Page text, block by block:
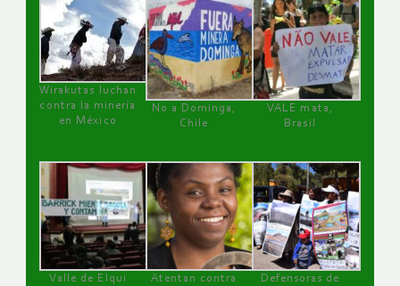
Wirakutas luchan
contra la minería
en México
No a Dominga,
Chile
VALE mata,
Brasil
Valle de Elqui
Atentan contra
Defensoras de